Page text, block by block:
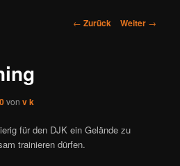
Beitragsnavigation
← Zurück Weiter →
vonv k
für den DJK ein Gelände zu
trainieren dürfen.